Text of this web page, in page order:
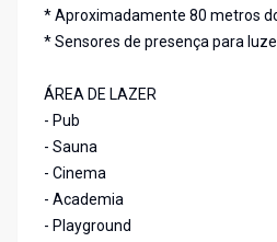
* Aproximadamente 80 metros
* Sensores de presença para
ÁREA DE LAZER
- Pub
- Sauna
- Cinema
- Academia
- Playground